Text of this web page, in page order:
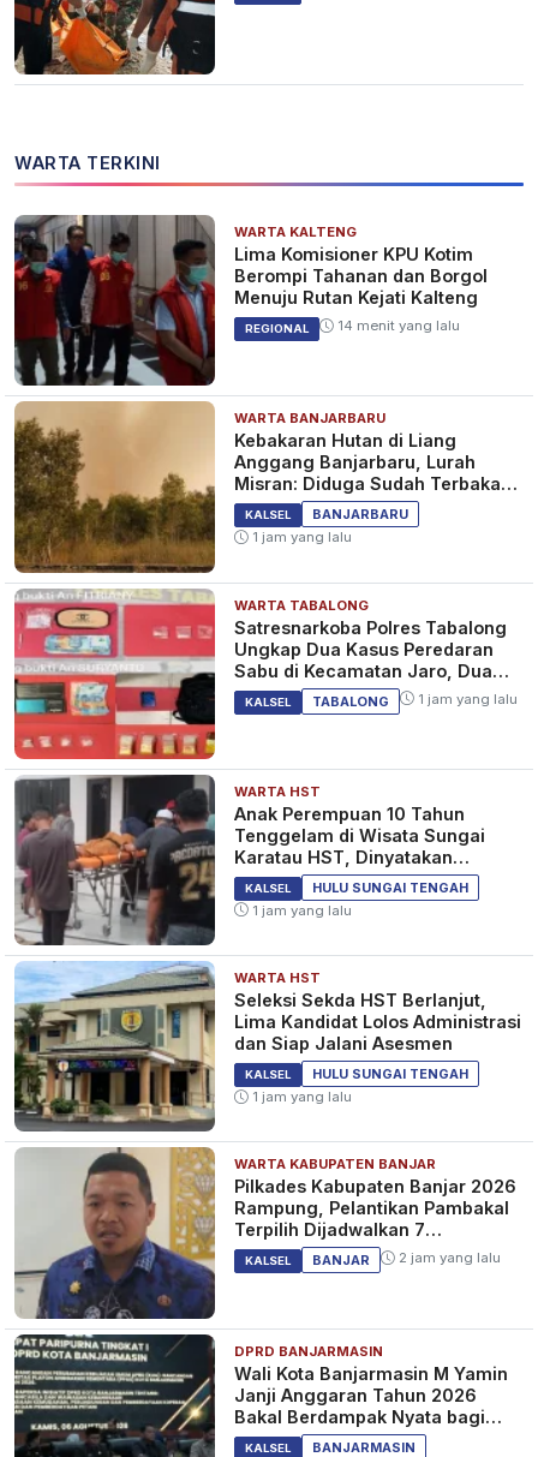
WARTA TERKINI
WARTA KALTENG
Lima Komisioner KPU Kotim
Berompi Tahanan dan Borgol
Menuju Rutan Kejati Kalteng
REGIONAL 14 menit yang lalu
WARTA BANJARBARU
Kebakaran Hutan di Liang
Anggang Banjarbaru, Lurah
Misran: Diduga Sudah Terbakar
Sejak Tadi Malam
KALSEL
BANJARBARU
1 jam yang lalu
WARTA TABALONG
Satresnarkoba Polres Tabalong
Ungkap Dua Kasus Peredaran
Sabu di Kecamatan Jaro, Dua
Pelaku Diamankan
KALSEL TABALONG 1 jam yang lalu
WARTA HST
Anak Perempuan 10 Tahun
Tenggelam di Wisata Sungai
Karatau HST, Dinyatakan
Meninggal Dunia
KALSEL
HULU SUNGAI TENGAH
1 jam yang lalu
WARTA HST
Seleksi Sekda HST Berlanjut,
Lima Kandidat Lolos Administrasi
dan Siap Jalani Asesmen
KALSEL
HULU SUNGAI TENGAH
1 jam yang lalu
WARTA KABUPATEN BANJAR
Pilkades Kabupaten Banjar 2026
Rampung, Pelantikan Pambakal
Terpilih Dijadwalkan 7
September 2026
KALSEL BANJAR 2 jam yang lalu
DPRD BANJARMASIN
Wali Kota Banjarmasin M Yamin
Janji Anggaran Tahun 2026
Bakal Berdampak Nyata bagi
Masyarakat&nbsp;
KALSEL
BANJARMASIN